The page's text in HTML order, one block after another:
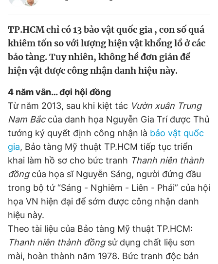
Tin thị trường Tin 360
Video Magazine
Sản phẩm khác
Tiện ích Bạn cần biết
Thông tin tòa soạn Liên hệ quảng cáo
Đọc Thanh Niên trên điện thoại
TP.HCM chỉ có 13 bảo vật quốc gia , con số quá
khiêm tốn so với lượng hiện vật khổng lồ ở các
bảo tàng. Tuy nhiên, không hề đơn giản để
hiện vật được công nhận danh hiệu này.
4 năm vẫn… đợi hội đồng
Từ năm 2013, sau khi kiệt tác Vườn xuân Trung
Nam Bắccủa danh họa Nguyễn Gia Trí được Thủ
tướng ký quyết định công nhận là bảo vật quốc
gia, Bảo tàng Mỹ thuật TP.HCM tiếp tục triển
khai làm hồ sơ cho bức tranh Thanh niên thành
đồngcủa họa sĩ Nguyễn Sáng, người đứng đầu
trong bộ tứ “Sáng - Nghiêm - Liên - Phái” của hội
họa VN hiện đại để sớm được công nhận danh
hiệu này.
Theo tài liệu của Bảo tàng Mỹ thuật TP.HCM:
Thanh niên thành đồngsử dụng chất liệu sơn
mài, hoàn thành năm 1978. Bức tranh độc bản